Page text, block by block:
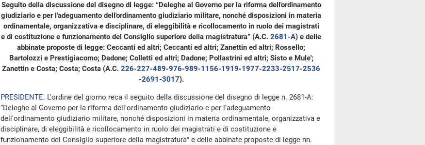
Seguito della discussione del disegno di legge: “Deleghe al Governo per la riforma dell'ordinamento
giudiziario e per l'adeguamento dell'ordinamento giudiziario militare, nonché disposizioni in materia
ordinamentale, organizzativa e disciplinare, di eleggibilità e ricollocamento in ruolo dei magistrati
e di costituzione e funzionamento del Consiglio superiore della magistratura” (A.C. 2681-A​) e delle
abbinate proposte di legge: Ceccanti ed altri; Ceccanti ed altri; Zanettin ed altri; Rossello;
Bartolozzi e Prestigiacomo; Dadone; Colletti ed altri; Dadone; Pollastrini ed altri; Sisto e Mule';
Zanettin e Costa; Costa; Costa (A.C. 226​-227​-489​-976​-989​-1156​-1919​-1977​-2233​-2517​-2536
-2691​-3017​).
PRESIDENTE. L'ordine del giorno reca il seguito della discussione del disegno di legge n. 2681-A:
“Deleghe al Governo per la riforma dell'ordinamento giudiziario e per l'adeguamento
dell'ordinamento giudiziario militare, nonché disposizioni in materia ordinamentale, organizzativa e
disciplinare, di eleggibilità e ricollocamento in ruolo dei magistrati e di costituzione e
funzionamento del Consiglio superiore della magistratura” e delle abbinate proposte di legge nn.